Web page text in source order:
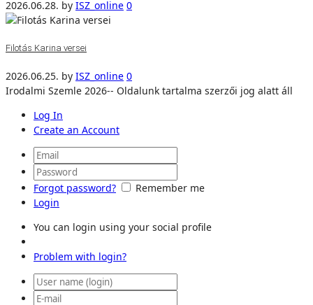
2026.06.28. by ISZ_online 0
Filotás Karina versei
2026.06.25. by ISZ_online 0
Irodalmi Szemle 2026-- Oldalunk tartalma szerzői jog alatt áll
Log In
Create an Account
Forgot password?
Remember me
Login
You can login using your social profile
Problem with login?